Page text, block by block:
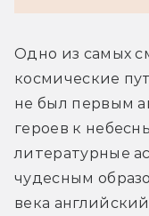
Одно из самых
космические
не был первым
героев к
литературные
чудесным
века